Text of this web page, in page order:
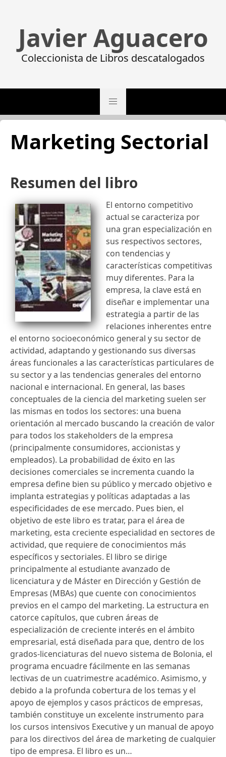
Javier Aguacero
Coleccionista de Libros descatalogados
Marketing Sectorial
Resumen del libro
El entorno competitivo
actual se caracteriza por
una gran especialización en
sus respectivos sectores,
con tendencias y
características competitivas
muy diferentes. Para la
empresa, la clave está en
diseñar e implementar una
estrategia a partir de las
relaciones inherentes entre
el entorno socioeconómico general y su sector de
actividad, adaptando y gestionando sus diversas
áreas funcionales a las características particulares de
su sector y a las tendencias generales del entorno
nacional e internacional. En general, las bases
conceptuales de la ciencia del marketing suelen ser
las mismas en todos los sectores: una buena
orientación al mercado buscando la creación de valor
para todos los stakeholders de la empresa
(principalmente consumidores, accionistas y
empleados). La probabilidad de éxito en las
decisiones comerciales se incrementa cuando la
empresa define bien su público y mercado objetivo e
implanta estrategias y políticas adaptadas a las
especificidades de ese mercado. Pues bien, el
objetivo de este libro es tratar, para el área de
marketing, esta creciente especialidad en sectores de
actividad, que requiere de conocimientos más
específicos y sectoriales. El libro se dirige
principalmente al estudiante avanzado de
licenciatura y de Máster en Dirección y Gestión de
Empresas (MBAs) que cuente con conocimientos
previos en el campo del marketing. La estructura en
catorce capítulos, que cubren áreas de
especialización de creciente interés en el ámbito
empresarial, está diseñada para que, dentro de los
grados-licenciaturas del nuevo sistema de Bolonia, el
programa encuadre fácilmente en las semanas
lectivas de un cuatrimestre académico. Asimismo, y
debido a la profunda cobertura de los temas y el
apoyo de ejemplos y casos prácticos de empresas,
también constituye un excelente instrumento para
los cursos intensivos Executive y un manual de apoyo
para los directivos del área de marketing de cualquier
tipo de empresa. El libro es un…